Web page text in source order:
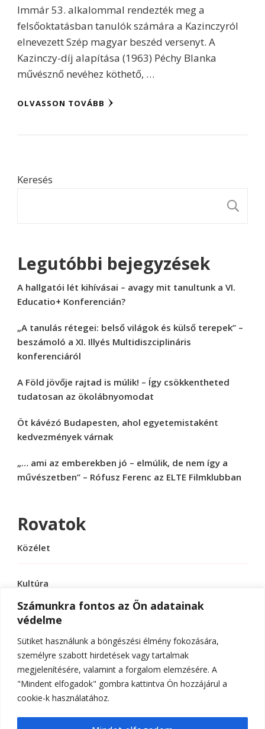
Számunkra fontos az Ön adatainak
védelme
Sütiket használunk a böngészési élmény fokozására,
személyre szabott hirdetések vagy tartalmak
megjelenítésére, valamint a forgalom elemzésére. A
"Mindent elfogadok" gombra kattintva Ön hozzájárul a
cookie-k használatához.
Immár 53. alkalommal rendezték meg a
felsőoktatásban tanulók számára a Kazinczyról
elnevezett Szép magyar beszéd versenyt. A
Kazinczy-díj alapítása (1963) Péchy Blanka
művésznő nevéhez köthető, …
OLVASSON TOVÁBB
Keresés
Legutóbbi bejegyzések
A hallgatói lét kihívásai – avagy mit tanultunk a VI.
Educatio+ Konferencián?
„A tanulás rétegei: belső világok és külső terepek” –
beszámoló a XI. Illyés Multidiszciplináris
konferenciáról
A Föld jövője rajtad is múlik! – Így csökkentheted
tudatosan az ökolábnyomodat
Öt kávézó Budapesten, ahol egyetemistaként
kedvezmények várnak
„… ami az emberekben jó – elmúlik, de nem így a
művészetben” – Rófusz Ferenc az ELTE Filmklubban
Rovatok
Közélet
Kultúra
Sport
Tudomány
© Szerzői jog 2026ELTE Online